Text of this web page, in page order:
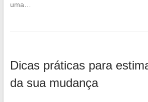
uma…
Dicas práticas para
da sua mudança